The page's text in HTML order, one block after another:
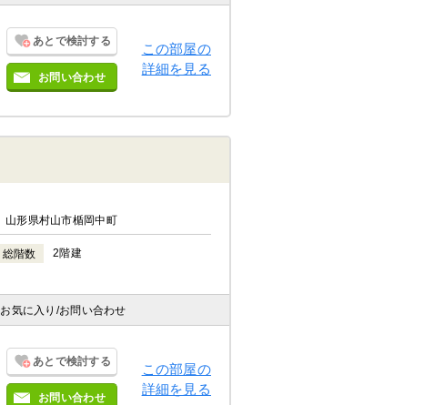
あとで検討する
お問い合わせ
この部屋の
詳細を見る
山形県村山市楯岡中町
総階数 2階建
お気に入り /お問い合わせ
あとで検討する
お問い合わせ
この部屋の
詳細を見る